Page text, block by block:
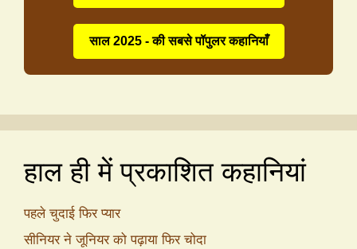
साल 2025 - की सबसे पॉपुलर कहानियाँ
हाल ही में प्रकाशित कहानियां
पहले चुदाई फिर प्यार
सीनियर ने जूनियर को पढ़ाया फिर चोदा